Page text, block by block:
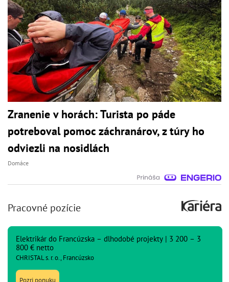
Zranenie v horách: Turista po páde
potreboval pomoc záchranárov, z túry ho
odviezli na nosidlách
Domáce
Pracovné pozície
Elektrikár do Francúzska – dlhodobé projekty | 3 200 – 3
800 € netto
CHRISTAL s. r. o., Francúzsko
Pozri ponuku